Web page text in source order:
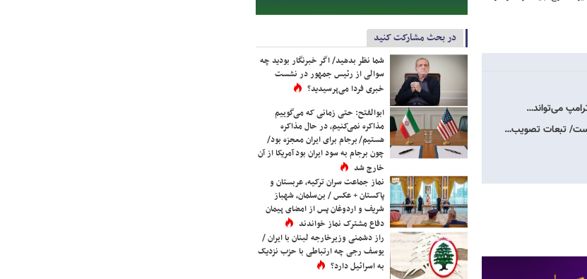
می‌تواند…
در بحث مشارکت کنید
شما نظر بدهید/ اگر خبرنگار بودید چه
سوالی از رئیس جمهور در نشست
خبری فردا می‌پرسیدید؟
ابوالفتح: حتی زمانی که می‌گوییم
مذاکره نمی‌کنیم، در حال مذاکره
هستیم/ برجام برای ایران معجزه بود/
چون برجام به سود ایران بود آمریکا از آن
خارج شد
نماز جماعت سران ترکیه، عربستان و
پاکستان + عکس / بن‌سلمان، شهباز
شریف و اردوغان پس از امضای پیمان
دفاع مشترک نماز خواندند
راز دشمنی وزیرخارجه لبنان با ایران /
یوسف رجی چه ارتباطی با حزب نزدیک
به اسرائیل دارد؟